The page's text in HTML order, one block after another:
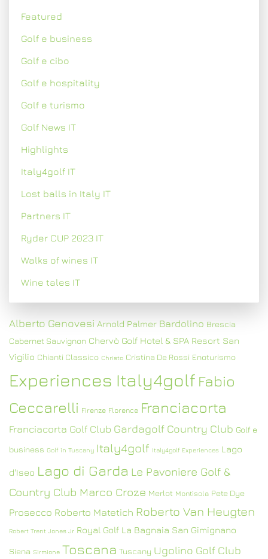
Featured
Golf e business
Golf e cibo
Golf e hospitality
Golf e turismo
Golf News IT
Highlights
Italy4golf IT
Lost balls in Italy IT
Partners IT
Ryder CUP 2023 IT
Walks of wines IT
Wine tales IT
Alberto Genovesi Arnold Palmer Bardolino Brescia
Cabernet Sauvignon Chervò Golf Hotel & SPA Resort San
Vigilio Chianti Classico Christo Cristina De Rossi Enoturismo
Experiences Italy4golf Fabio
Ceccarelli Firenze Florence Franciacorta
Franciacorta Golf Club Gardagolf Country Club Golf e
business Golf in Tuscany Italy4golf Italy4golf Experiences Lago
d'Iseo Lago di Garda Le Pavoniere Golf &
Country Club Marco Croze Merlot Montisola Pete Dye
Prosecco Roberto Matetich Roberto Van Heugten
Robert Trent Jones Jr Royal Golf La Bagnaia San Gimignano
Siena Sirmione Toscana Tuscany Ugolino Golf Club